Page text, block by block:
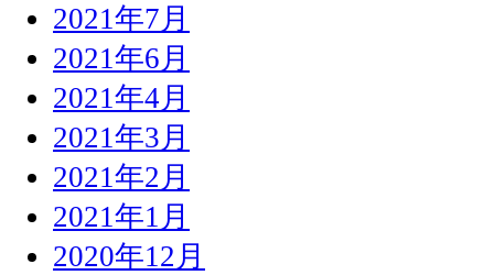
2021年7月
2021年6月
2021年4月
2021年3月
2021年2月
2021年1月
2020年12月